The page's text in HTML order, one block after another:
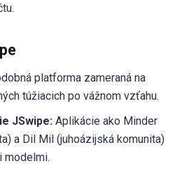
platforma zameraná na
túžiacich po vážnom vzťahu.
JSwipe: Aplikácie ako Minder
a Dil Mil (juhoázijská komunita)
modelmi.